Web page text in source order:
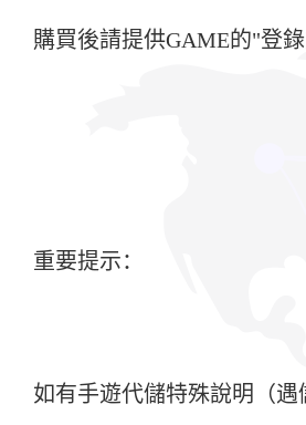
購買後請提供GAME的"登
重要提示：
如有手遊代儲特殊說明（遇